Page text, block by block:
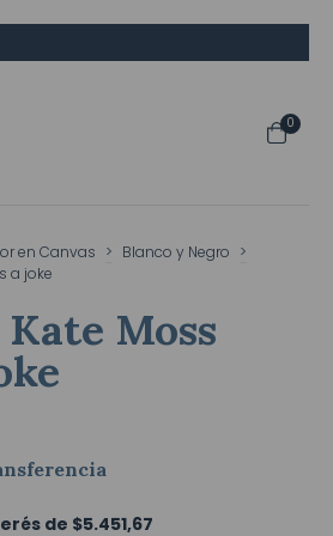
0
en Canvas > Blanco y Negro >
a joke
Moss
de $5.451,67